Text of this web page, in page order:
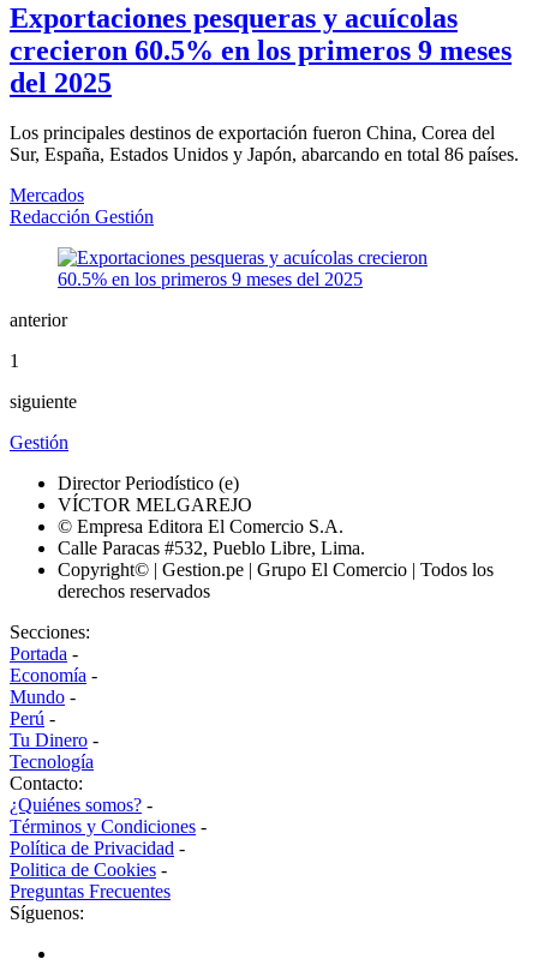
Exportaciones pesqueras y acuícolas
crecieron 60.5% en los primeros 9 meses
del 2025
Los principales destinos de exportación fueron China, Corea del
Sur, España, Estados Unidos y Japón, abarcando en total 86 países.
Mercados
Redacción Gestión
anterior
1
siguiente
Gestión
Director Periodístico (e)
VÍCTOR MELGAREJO
© Empresa Editora El Comercio S.A.
Calle Paracas #532, Pueblo Libre, Lima.
Copyright© | Gestion.pe | Grupo El Comercio | Todos los
derechos reservados
Secciones:
Portada -
Economía -
Mundo -
Perú -
Tu Dinero -
Tecnología
Contacto:
¿Quiénes somos? -
Términos y Condiciones -
Política de Privacidad -
Politica de Cookies -
Preguntas Frecuentes
Síguenos: